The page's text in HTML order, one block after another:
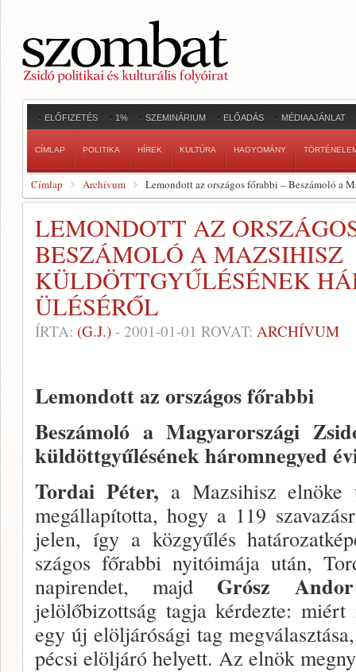
ELŐFIZETÉS 1% SZEMINÁRIUM ELŐADÁS MÉDIAAJÁNLAT
CÍMLAP POLITIKA HÍREK KULTÚRA HAGYOMÁNY
Címlap Archívum Lemondott az országos főrabbi – Beszámoló a
LEMONDOTT AZ
BESZÁMOLÓ A MAZSIHISZ
KÜLDÖTTGYŰLÉSÉNEK
ÜLÉSÉRŐL
ÍRTA: (G.J.) - 2001-01-01 ROVAT: ARCHÍVUM
Lemondott az országos főrabbi
Beszámoló a Magyarországi
küldöttgyűlésének háromnegyed
Tordai Péter, a Mazsihisz elnöke
megállapítot­ta, hogy a 119
jelen, így a közgyűlés
szágos főrabbi nyitóimája után,
napirendet, majd Grósz
jelölőbizottság tagja kérdezte:
egy új elöljárósági tag
pécsi elöljáró helyett. Az elnök